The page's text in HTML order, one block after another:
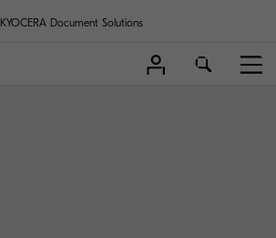
KYOCERA Document Solutions